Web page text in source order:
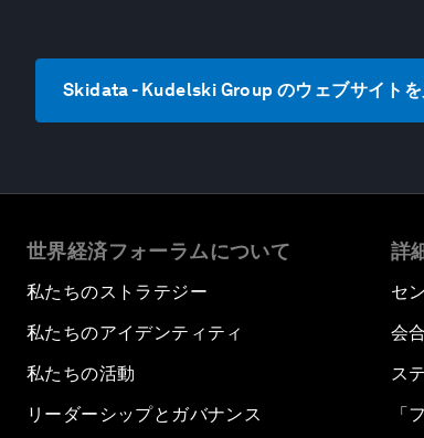
Skidata - Kudelski Group のウェブサイト
世界経済フォーラムについて
私たちのストラテジー
私たちのアイデンティティ
私たちの活動
リーダーシップとガバナンス
詳
セ
会合
ス
「